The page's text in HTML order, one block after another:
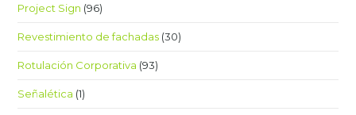
Project Sign (96)
Revestimiento de fachadas (30)
Rotulación Corporativa (93)
Señalética (1)